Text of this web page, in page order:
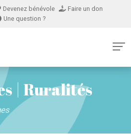
Devenez bénévole
Faire un don
Une question ?
| Ruralités